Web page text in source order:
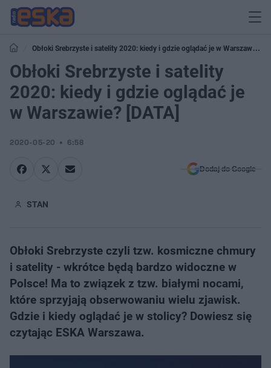
Obłoki Srebrzyste i satelity 2020: kiedy i gdzie oglądać je w Warszawie?
[DATA]
Obłoki Srebrzyste i satelity
2020: kiedy i gdzie oglądać je
w Warszawie? [DATA]
2020-05-20 6:58
Dodaj do Google
STAN
Obłoki Srebrzyste czyli tzw. kosmiczne chmury
i satelity - wkrótce będą bardzo widoczne w
Polsce! Ma to związek z tzw. białymi nocami,
które sprzyjają obserwowaniu wielu zjawisk.
Gdzie i kiedy oglądać je w stolicy? Dowiesz się
czytając ESKA Warszawa.